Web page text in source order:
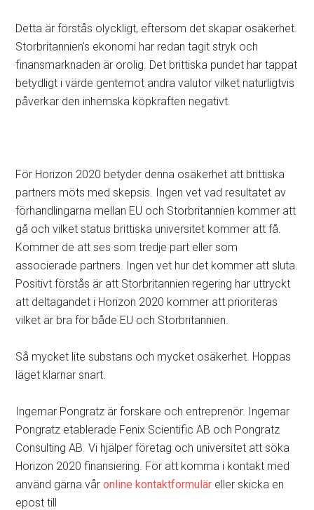
Detta är förstås olyckligt, eftersom det skapar osäkerhet.
Storbritannien’s ekonomi har redan tagit stryk och
finansmarknaden är orolig. Det brittiska pundet har tappat
betydligt i värde gentemot andra valutor vilket naturligtvis
påverkar den inhemska köpkraften negativt.
För Horizon 2020 betyder denna osäkerhet att brittiska
partners möts med skepsis. Ingen vet vad resultatet av
förhandlingarna mellan EU och Storbritannien kommer att
gå och vilket status brittiska universitet kommer att få.
Kommer de att ses som tredje part eller som
associerade partners. Ingen vet hur det kommer att sluta.
Positivt förstås är att Storbritannien regering har uttryckt
att deltagandet i Horizon 2020 kommer att prioriteras
vilket är bra för både EU och Storbritannien.
Så mycket lite substans och mycket osäkerhet. Hoppas
läget klarnar snart.
Ingemar Pongratz är forskare och entreprenör. Ingemar
Pongratz etablerade Fenix Scientific AB och Pongratz
Consulting AB. Vi hjälper företag och universitet att söka
Horizon 2020 finansiering. För att komma i kontakt med
använd gärna våronline kontaktformulär eller skicka en
epost till